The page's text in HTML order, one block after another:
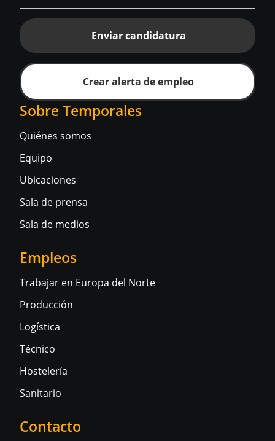
Enviar candidatura
Crear alerta de empleo
Sobre Temporales
Quiénes somos
Equipo
Ubicaciones
Sala de prensa
Sala de medios
Empleos
Trabajar en Europa del Norte
Producción
Logística
Técnico
Hostelería
Sanitario
Contacto